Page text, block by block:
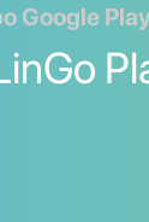
Google